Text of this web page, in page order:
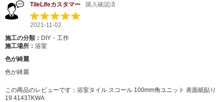
TileLifeカスタマー 購入確認済
2021-11-02
施工の分類： DIY・工作
施工場所： 浴室
色が綺麗
色が綺麗
この商品のレビューです： 浴室タイル スコール 100mm角ユニット 表面紙貼り
19 41437KWA